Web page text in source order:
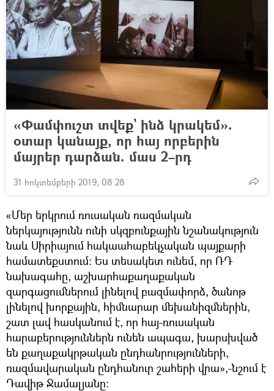
«Փամփուշտ տվեք` ինձ կրակեմ».
օտար կանայք, որ հայ որբերին
մայրեր դարձան. մաս 2–րդ
31 հոկտեմբերի 2019, 08:28
«Մեր երկրում ռուսական ռազմական
ներկայությունն ունի սկզբունքային նշանակություն
նաև Սիրիայում հակաահաբեկչական պայքարի
համատեքստում: Ես տեսակետ ունեմ, որ ՌԴ
նախագահը, աշխարհաքաղաքական
զարգացումներում լինելով բազմափորձ, ծանոթ
լինելով խորքային, հիմնարար մեխանիզմներին,
շատ լավ հասկանում է, որ հայ-ռուսական
հարաբերություններն ունեն ապագա, խարսխված
են քաղաքակրթական ընդհանրությունների,
ռազմավարական ընդհանուր շահերի վրա»,-նշում է
Դավիթ Ջամալյանը: